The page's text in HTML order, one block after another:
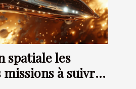
spatiale les
à suivre